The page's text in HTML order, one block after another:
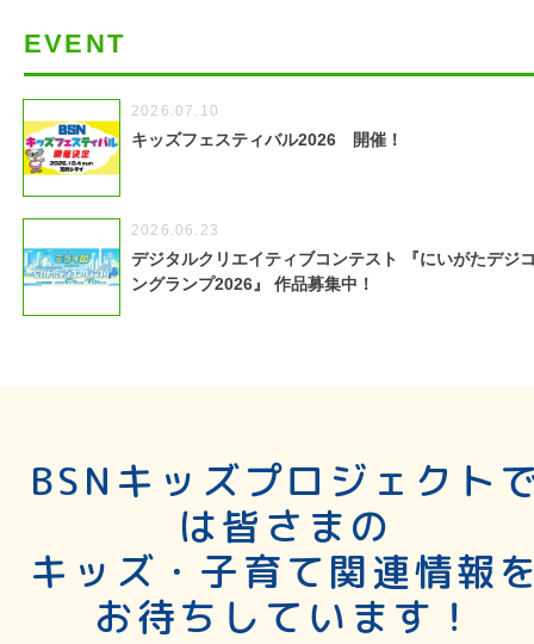
EVENT
2026.07.10
キッズフェスティバル2026 開催！
2026.06.23
デジタルクリエイティブコンテスト 『にいがたデジ
ングランプ2026』 作品募集中！
BSNキッズプロジェクト
は皆さまの
キッズ・子育て関連情報
お待ちしています！